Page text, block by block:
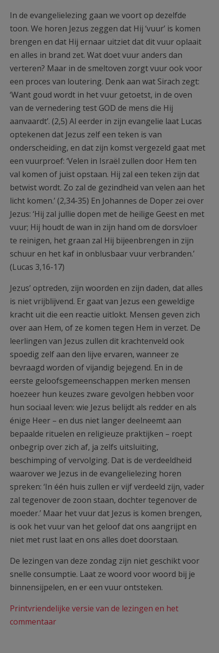
In de evangelielezing gaan we voort op dezelfde
toon. We horen Jezus zeggen dat Hij ‘vuur’ is komen
brengen en dat Hij ernaar uitziet dat dit vuur oplaait
en alles in brand zet. Wat doet vuur anders dan
verteren? Maar in de smeltoven zorgt vuur ook voor
een proces van loutering. Denk aan wat Sirach zegt:
‘Want goud wordt in het vuur getoetst, in de oven
van de vernedering test GOD de mens die Hij
aanvaardt’. (2,5) Al eerder in zijn evangelie laat Lucas
optekenen dat Jezus zelf een teken is van
onderscheiding, en dat zijn komst vergezeld gaat met
een vuurproef: ‘Velen in Israël zullen door Hem ten
val komen of juist opstaan. Hij zal een teken zijn dat
betwist wordt. Zo zal de gezindheid van velen aan het
licht komen.’ (2,34-35) En Johannes de Doper zei over
Jezus: ‘Hij zal jullie dopen met de heilige Geest en met
vuur; Hij houdt de wan in zijn hand om de dorsvloer
te reinigen, het graan zal Hij bijeenbrengen in zijn
schuur en het kaf in onblusbaar vuur verbranden.’
(Lucas 3,16-17)
Jezus’ optreden, zijn woorden en zijn daden, dat alles
is niet vrijblijvend. Er gaat van Jezus een geweldige
kracht uit die een reactie uitlokt. Mensen geven zich
over aan Hem, of ze komen tegen Hem in verzet. De
leerlingen van Jezus zullen dit krachtenveld ook
spoedig zelf aan den lijve ervaren, wanneer ze
bevraagd worden of vijandig bejegend. En in de
eerste geloofsgemeenschappen merken mensen
hoezeer hun keuzes zware gevolgen hebben voor
hun sociaal leven: wie Jezus belijdt als redder en als
énige Heer – en dus niet langer deelneemt aan
bepaalde rituelen en religieuze praktijken – roept
onbegrip over zich af, ja zelfs uitsluiting,
beschimping of vervolging. Dat is de verdeeldheid
waarover we Jezus in de evangelielezing horen
spreken: ‘In één huis zullen er vijf verdeeld zijn, vader
zal tegenover de zoon staan, dochter tegenover de
moeder.’ Maar het vuur dat Jezus is komen brengen,
is ook het vuur van het geloof dat ons aangrijpt en
niet met rust laat en ons alles doet doorstaan.
De lezingen van deze zondag zijn niet geschikt voor
snelle consumptie. Laat ze woord voor woord bij je
binnensijpelen, en er een vuur ontsteken.
Printvriendelijke versie van de lezingen en het
commentaar